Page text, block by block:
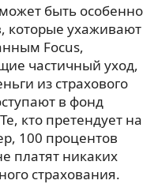
быть особенно
которые ухаживают
Focus,
частичный уход,
из страхового
в фонд
кто претендует на
100 процентов
платят никаких
страхования.